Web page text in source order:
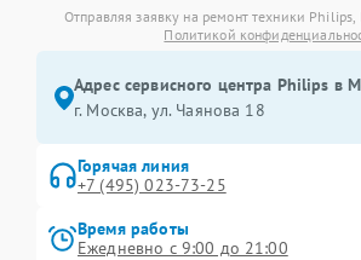
Отправляя заявку на ремонт техники Philips,
Политикой
Адрес сервисного центра Philips в
г. Москва, ул. Чаянова 18
Горячая линия
+7 (495) 023-73-25
Время работы
Ежедневно с 9:00 до 21:00